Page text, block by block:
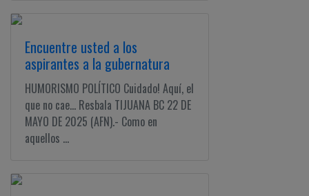
Encuentre usted a los
aspirantes a la gubernatura
HUMORISMO POLÍTICO Cuidado! Aquí, el
que no cae... Resbala TIJUANA BC 22 DE
MAYO DE 2025 (AFN).- Como en
aquellos ...